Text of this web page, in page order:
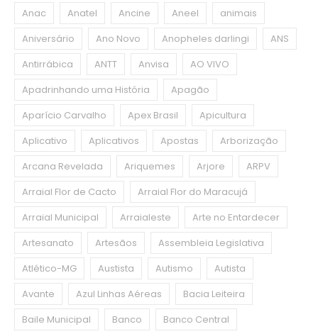
Anac
Anatel Ancine Aneel
animais
Aniversário
Ano Novo Anopheles darlingi
ANS
Antirrábica
ANTT Anvisa
AO VIVO
Apadrinhando uma História
Apagão
Aparício Carvalho
Apex Brasil
Apicultura
Aplicativo
Aplicativos Apostas
Arborização
Arcana Revelada
Ariquemes Arjore
ARPV
Arraial Flor de Cacto
Arraial Flor do Maracujá
Arraial Municipal
Arraialeste
Arte no Entardecer
Artesanato
Artesãos
Assembleia Legislativa
Atlético-MG
Austista Autismo
Autista
Avante
Azul Linhas Aéreas
Bacia Leiteira
Baile Municipal
Banco Banco Central